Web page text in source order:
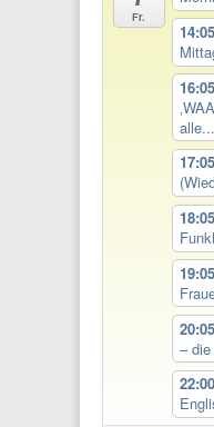
Fr.
14:05
16:05
alle...
17:05
18:05
19:05
20:05
–
22:00